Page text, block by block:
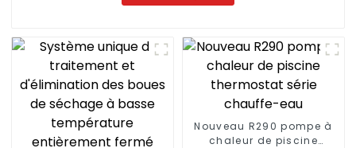
Nouveau R290 pompe à
chaleur de piscine